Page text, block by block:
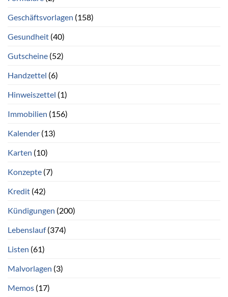
Geschäftsvorlagen (158)
Gesundheit (40)
Gutscheine (52)
Handzettel (6)
Hinweiszettel (1)
Immobilien (156)
Kalender (13)
Karten (10)
Konzepte (7)
Kredit (42)
Kündigungen (200)
Lebenslauf(374)
Listen (61)
Malvorlagen (3)
Memos (17)